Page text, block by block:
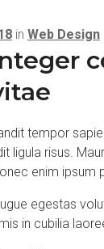
in Web Design
tempor
ligula risus.
enim ipsum
egestas
in cubilia